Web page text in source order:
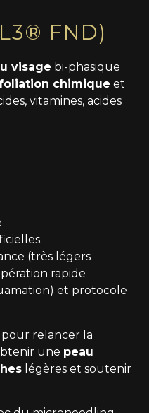
FND)
visage bi-phasique
chimique et
vitamines, acides
(très légers
rapide
et protocole
relancer la
une peau
légères et soutenir